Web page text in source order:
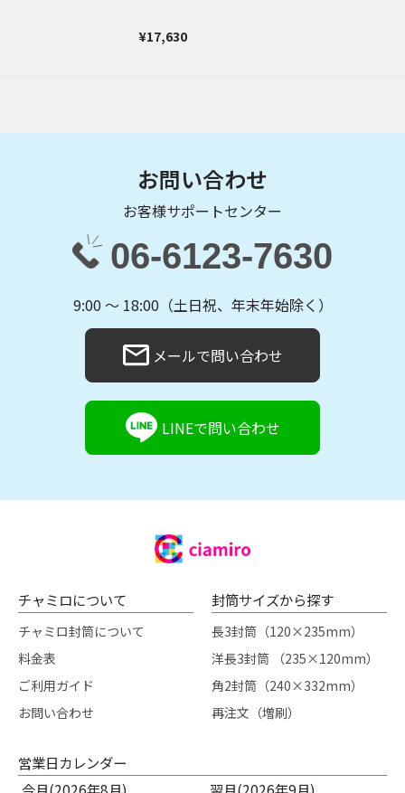
¥17,630
お問い合わせ
お客様サポートセンター
06-6123-7630
9:00 〜 18:00（土日祝、年末年始除く）
メールで問い合わせ
LINEで問い合わせ
チャミロについて
チャミロ封筒について
料金表
ご利用ガイド
お問い合わせ
封筒サイズから探す
長3封筒（120×235mm）
洋長3封筒 （235×120mm）
角2封筒（240×332mm）
再注文（増刷）
営業日カレンダー